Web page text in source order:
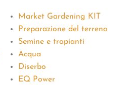
Market Gardening KIT
Preparazione del terreno
Semine e trapianti
Acqua
Diserbo
EQ Power